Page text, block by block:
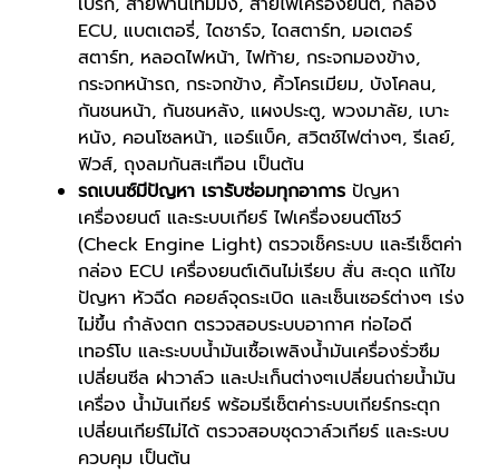
ECU, แบตเตอรี่, ไดชาร์จ, ไดสตาร์ท, มอเตอร์
สตาร์ท, หลอดไฟหน้า, ไฟท้าย, กระจกมองข้าง,
กระจกหน้ารถ, กระจกข้าง, คิ้วโครเมียม, บังโคลน,
กันชนหน้า, กันชนหลัง, แผงประตู, พวงมาลัย, เบาะ
หนัง, คอนโซลหน้า, แอร์แบ็ค, สวิตช์ไฟต่างๆ, รีเลย์,
ฟิวส์, ถุงลมกันสะเทือน เป็นต้น
รถเบนซ์มีปัญหา เรารับซ่อมทุกอาการ ปัญหา
เครื่องยนต์ และระบบเกียร์ ไฟเครื่องยนต์โชว์
(Check Engine Light) ตรวจเช็คระบบ และรีเซ็ตค่า
กล่อง ECU เครื่องยนต์เดินไม่เรียบ สั่น สะดุด แก้ไข
ปัญหา หัวฉีด คอยล์จุดระเบิด และเซ็นเซอร์ต่างๆ เร่ง
ไม่ขึ้น กำลังตก ตรวจสอบระบบอากาศ ท่อไอดี
เทอร์โบ และระบบน้ำมันเชื้อเพลิงน้ำมันเครื่องรั่วซึม
เปลี่ยนซีล ฝาวาล์ว และปะเก็นต่างๆเปลี่ยนถ่ายน้ำมัน
เครื่อง น้ำมันเกียร์ พร้อมรีเซ็ตค่าระบบเกียร์กระตุก
เปลี่ยนเกียร์ไม่ได้ ตรวจสอบชุดวาล์วเกียร์ และระบบ
ควบคุม เป็นต้น